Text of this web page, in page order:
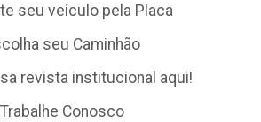
seu veículo pela Placa
seu Caminhão
revista institucional aqui!
Trabalhe Conosco